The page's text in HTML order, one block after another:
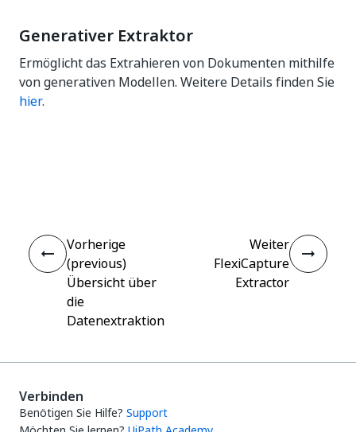
Generativer Extraktor
Ermöglicht das Extrahieren von Dokumenten mithilfe
von generativen Modellen. Weitere Details finden Sie
hier.
Vorherige
(previous)
Übersicht über
die
Datenextraktion
Weiter
FlexiCapture
Extractor
Verbinden
Benötigen Sie Hilfe? Support